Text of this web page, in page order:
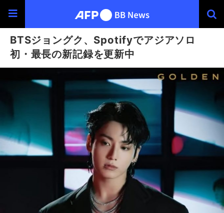
BTSジョングク、Spotifyでアジアソロ
初・最長の新記録を更新中